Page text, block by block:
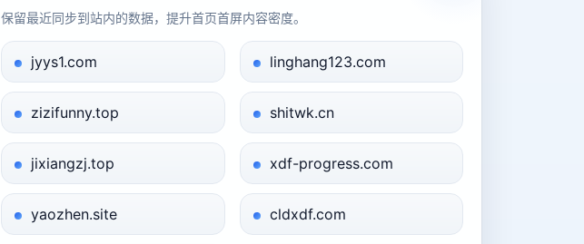
保留最近同步到站内的数据，提升首页首屏内容密度。
jyys1.com linghang123.com
zizifunny.top shitwk.cn
jixiangzj.top xdf-progress.com
yaozhen.site cldxdf.com